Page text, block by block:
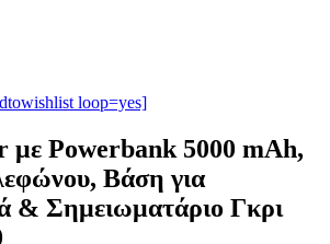
loop=yes]
με Powerbank 5000 mAh,
Βάση για
& Σημειωματάριο Γκρι